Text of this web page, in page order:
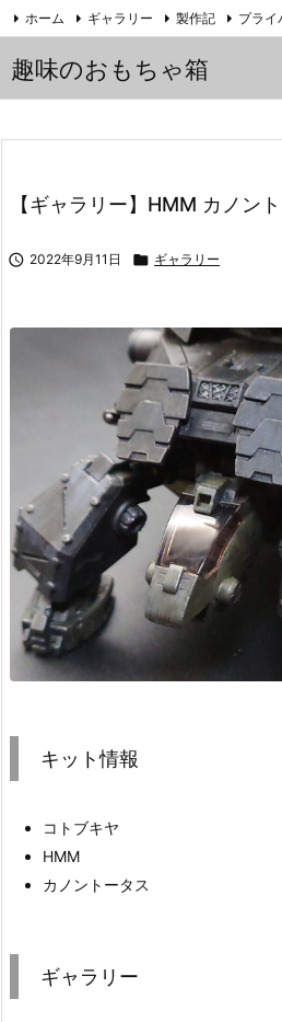
趣味のおもちゃ箱
ホーム ギャラリー 製作記 プライ
【ギャラリー】HMM カノン
 2022年9月11日  ギャラリー
キット情報
コトブキヤ
HMM
カノントータス
ギャラリー